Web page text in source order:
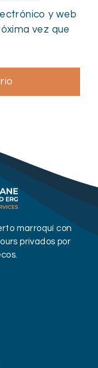
y web
vez que
marroquí con
privados por